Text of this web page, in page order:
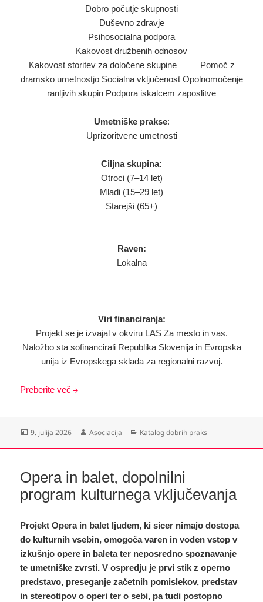
Dobro počutje skupnosti
Duševno zdravje
Psihosocialna podpora
Kakovost družbenih odnosov
Kakovost storitev za določene skupine Pomoč z
dramsko umetnostjo Socialna vključenost Opolnomočenje
ranljivih skupin Podpora iskalcem zaposlitve
Umetniške prakse:
Uprizoritvene umetnosti
Ciljna skupina:
Otroci (7–14 let)
Mladi (15–29 let)
Starejši (65+)
Raven:
Lokalna
Viri financiranja:
Projekt se je izvajal v okviru LAS Za mesto in vas.
Naložbo sta sofinancirali Republika Slovenija in Evropska
unija iz Evropskega sklada za regionalni razvoj.
Preberite več
Objavljeno
9. julija 2026 Avtor
Asociacija Kategorije
Katalog dobrih praks
Opera in balet, dopolnilni
program kulturnega vključevanja
Projekt Opera in balet ljudem, ki sicer nimajo dostopa
do kulturnih vsebin, omogoča varen in voden vstop v
izkušnjo opere in baleta ter neposredno spoznavanje
te umetniške zvrsti. V ospredju je prvi stik z operno
predstavo, preseganje začetnih pomislekov, predstav
in stereotipov o operi ter o sebi, pa tudi postopno